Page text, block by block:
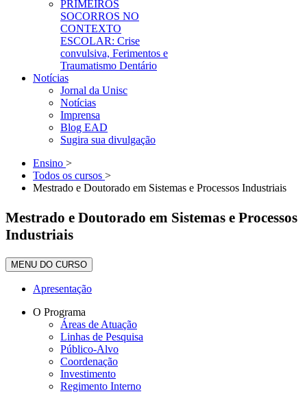
PRIMEIROS
SOCORROS NO
CONTEXTO
ESCOLAR: Crise
convulsiva, Ferimentos e
Traumatismo Dentário
Notícias
Jornal da Unisc
Notícias
Imprensa
Blog EAD
Sugira sua divulgação
Ensino >
Todos os cursos >
Mestrado e Doutorado em Sistemas e Processos Industriais
Mestrado e Doutorado em Sistemas e Processos
Industriais
MENU DO CURSO
Apresentação
O Programa
Áreas de Atuação
Linhas de Pesquisa
Público-Alvo
Coordenação
Investimento
Regimento Interno